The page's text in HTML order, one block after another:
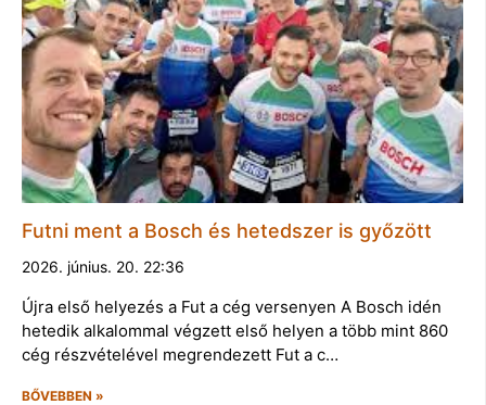
Futni ment a Bosch és hetedszer is győzött
2026. június. 20. 22:36
Újra első helyezés a Fut a cég versenyen A Bosch idén
hetedik alkalommal végzett első helyen a több mint 860
cég részvételével megrendezett Fut a c…
BŐVEBBEN »